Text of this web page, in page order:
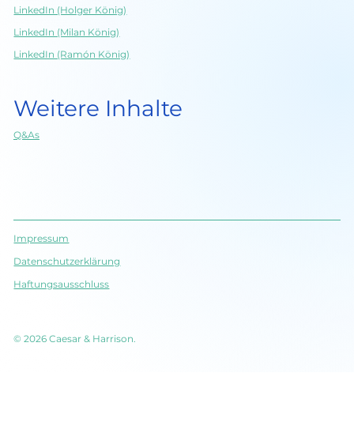
LinkedIn (Holger König)
LinkedIn (Milan König)
LinkedIn (Ramón König)
Weitere Inhalte
Q&As
© 2026 Caesar & Harrison.
Impressum
Datenschutz­erklärung
Haftungsausschluss